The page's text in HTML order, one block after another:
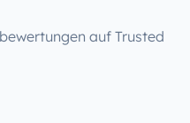
auf Trusted